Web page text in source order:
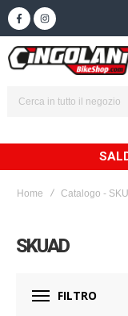
Home Catalogo -
SKUAD
FILTRO